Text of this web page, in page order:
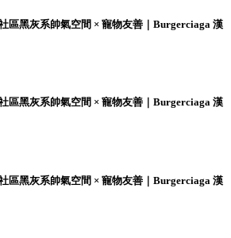
區黑灰系帥氣空間 × 寵物友善｜Burgerciaga 漢
區黑灰系帥氣空間 × 寵物友善｜Burgerciaga 漢
區黑灰系帥氣空間 × 寵物友善｜Burgerciaga 漢